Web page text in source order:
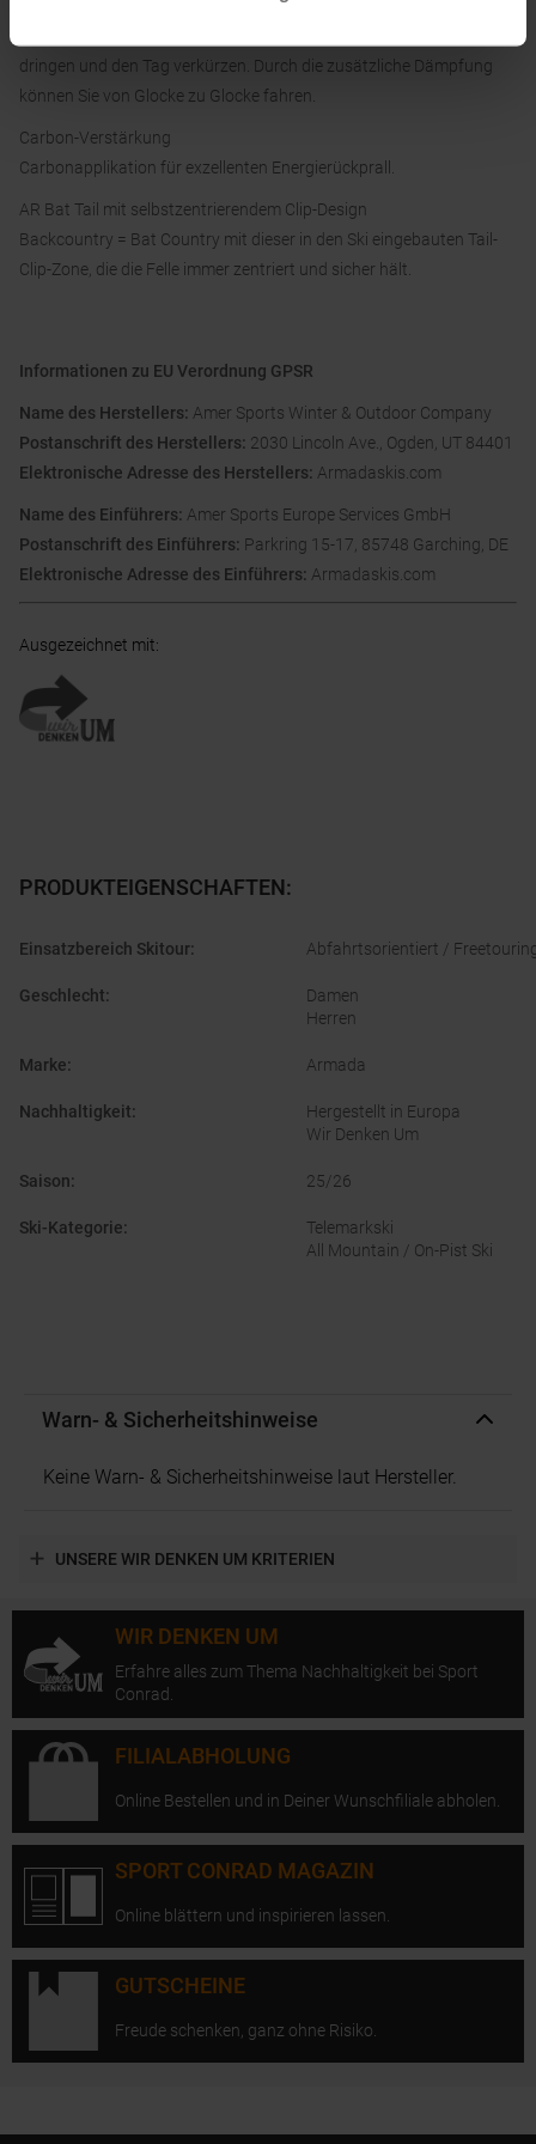
Unter der Bindung sorgt ein Sandwich aus Gummi und Titanal für
dringen und den Tag verkürzen. Durch die zusätzliche Dämpfung
können Sie von Glocke zu Glocke fahren.
Carbon-Verstärkung
Carbonapplikation für exzellenten Energierückprall.
AR Bat Tail mit selbstzentrierendem Clip-Design
Backcountry = Bat Country mit dieser in den Ski eingebauten Tail-
Clip-Zone, die die Felle immer zentriert und sicher hält.
Informationen zu EU Verordnung GPSR
Name des Herstellers: Amer Sports Winter & Outdoor Company
Postanschrift des Herstellers: 2030 Lincoln Ave., Ogden, UT 84401
Elektronische Adresse des Herstellers: Armadaskis.com
Name des Einführers: Amer Sports Europe Services GmbH
Postanschrift des Einführers: Parkring 15-17, 85748 Garching, DE
Elektronische Adresse des Einführers: Armadaskis.com
Ausgezeichnet mit:
PRODUKTEIGENSCHAFTEN:
Einsatzbereich Skitour: Abfahrtsorientiert /
Geschlecht:
Damen
Herren
Marke: Armada
Nachhaltigkeit:
Hergestellt in Europa
Wir Denken Um
Saison: 25/26
Ski-Kategorie:
Telemarkski
All Mountain / On-Pist Ski
Warn- & Sicherheitshinweise
Keine Warn- & Sicherheitshinweise laut Hersteller.
UNSERE WIR DENKEN UM KRITERIEN
WIR DENKEN UM
Erfahre alles zum Thema Nachhaltigkeit bei Sport
Conrad.
FILIALABHOLUNG
Online Bestellen und in Deiner Wunschfiliale abholen.
SPORT CONRAD MAGAZIN
Online blättern und inspirieren lassen.
GUTSCHEINE
Freude schenken, ganz ohne Risiko.